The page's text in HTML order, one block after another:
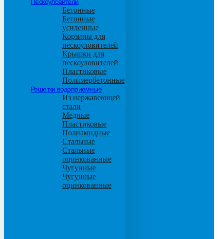
Бетонные
Бетонные
усиленные
Корзины для
пескоуловителей
Крышки для
пескоуловителей
Пластиковые
Полимербетонные
Решетки водоприемные
Из нержавеющей
стали
Медные
Пластиковые
Полиамидные
Стальные
Стальные
оцинкованные
Чугунные
Чугунные
оцинкованные